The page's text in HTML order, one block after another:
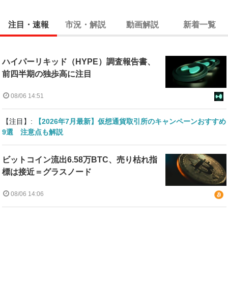
注目・速報 市況・解説 動画解説 新着一覧
ハイパーリキッド（HYPE）調査報告書、
前四半期の独歩高に注目
08/06 14:51
【注目】:
【2026年7月最新】仮想通貨取引所のキャンペーンおすすめ
9選 注意点も解説
ビットコイン流出6.58万BTC、売り枯れ指
標は接近＝グラスノード
08/06 14:06